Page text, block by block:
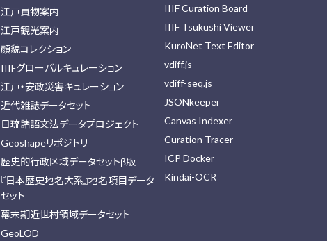
江戸買物案内
江戸観光案内
顔貌コレクション
IIIFグローバルキュレーション
江戸・安政災害キュレーション
近代雑誌データセット
日琉諸語文法データプロジェクト
Geoshapeリポジトリ
歴史的行政区域データセットβ版
『日本歴史地名大系』地名項目データ
セット
幕末期近世村領域データセット
GeoLOD
IIIF Curation Board
IIIF Tsukushi Viewer
KuroNet Text Editor
vdiff.js
vdiff-seq.js
JSONkeeper
Canvas Indexer
Curation Tracer
ICP Docker
Kindai-OCR